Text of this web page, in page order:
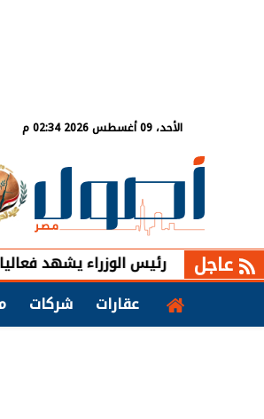
الأحد، 09 أغسطس 2026 02:34 م
عاجل
رئيس الوزراء يشهد فعاليات إطلاق
عقارات
شركات